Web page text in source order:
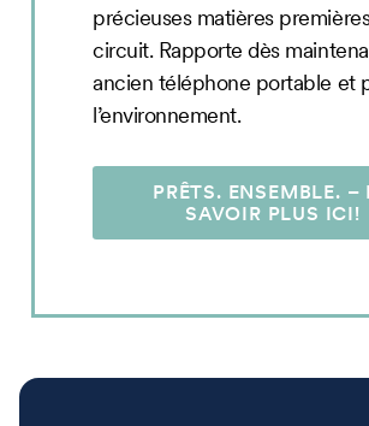
précieuses matières
circuit. Rapporte dès
ancien téléphone portable et
l’environnement.
PRÊTS. ENSEMBLE. –
SAVOIR PLUS ICI!